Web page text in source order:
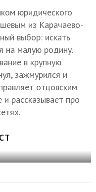
юридического
из Карачаево-
выбор: искать
на малую родину.
в крупную
зажмурился и
отцовским
рассказывает про